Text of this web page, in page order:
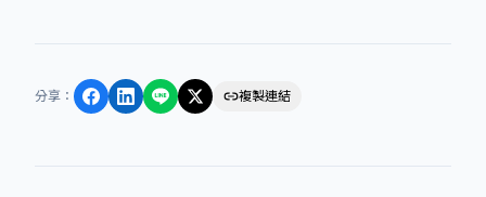
分享 ： 複製連結